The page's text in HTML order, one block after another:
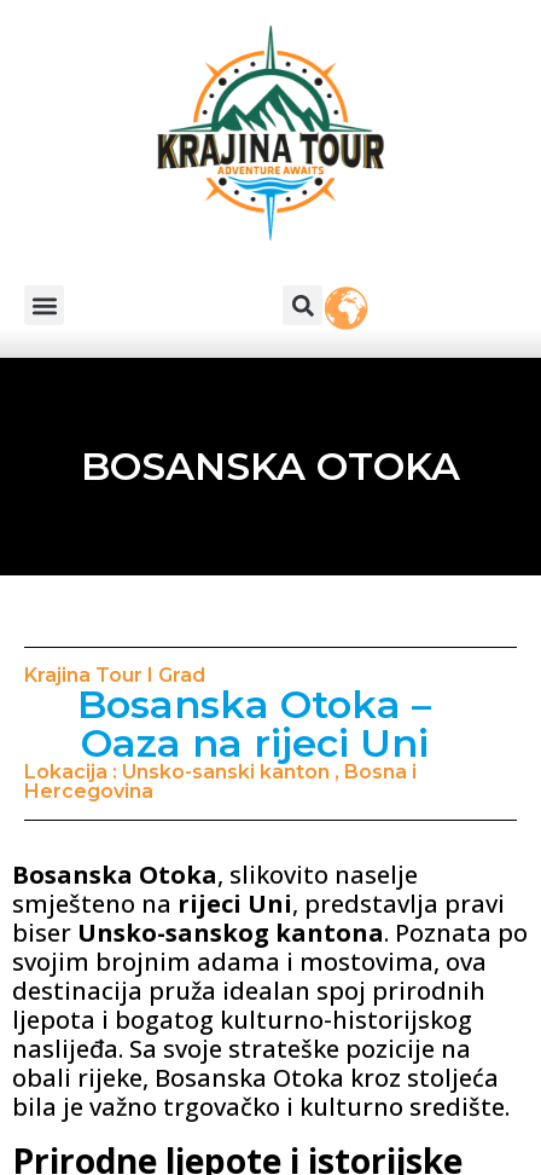
BOSANSKA OTOKA
Krajina Tour I Grad
Bosanska Otoka –
Oaza na rijeci Uni
Lokacija : Unsko-sanski kanton , Bosna i
Hercegovina
Bosanska Otoka, slikovito naselje
smješteno na rijeci Uni, predstavlja pravi
biser Unsko-sanskog kantona. Poznata po
svojim brojnim adama i mostovima, ova
destinacija pruža idealan spoj prirodnih
ljepota i bogatog kulturno-historijskog
naslijeđa. Sa svoje strateške pozicije na
obali rijeke, Bosanska Otoka kroz stoljeća
bila je važno trgovačko i kulturno središte.
Prirodne ljepote i istorijske